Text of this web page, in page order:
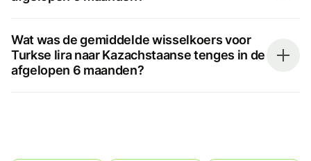
Wat was de gemiddelde wisselkoers voor
Turkse lira naar Kazachstaanse tenges in de
afgelopen 6 maanden?